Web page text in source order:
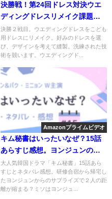
決勝戦！第24回ドレス対決ウエ
ディングドレスリメイク課題内
容と順位
決勝２戦目。ウエディングドレスをこども
用ドレスにリメイク。好みのドレスを選
び、デザインを考えて縫製。洗練された技
術を競います。ウエディングド...
Amazonプライムビデオ
キム秘書はいったいなぜ？15話
あらすじ感想。ヨンジュンのサ
プライズと足首の古傷。
大人気韓国ドラマ「キム秘書」15話あら
すじとネタバレ感想。研修合宿から帰宅し
たヨンジュンからのサプライズで２人の距
離が縮まる？ミソはヨンジュ...